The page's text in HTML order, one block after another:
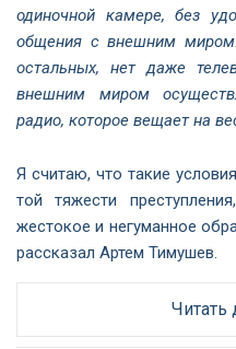
одиночной камере, без
общения с внешним
остальных, нет даже
внешним миром
радио, которое вещает на
Я считаю, что такие
той тяжести
жестокое и негуманное
рассказал Артем Тимушев.